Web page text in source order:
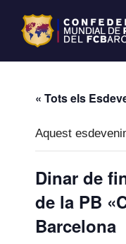
« Tots els
Aquest
Dinar de
de la PB
Barcelona